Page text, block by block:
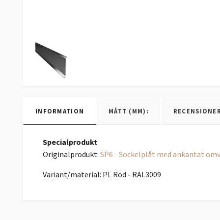
INFORMATION MÅTT (MM):
Specialprodukt
Originalprodukt: SP6 - Sockelplåt med ankantat
Variant/material: PL Röd - RAL3009